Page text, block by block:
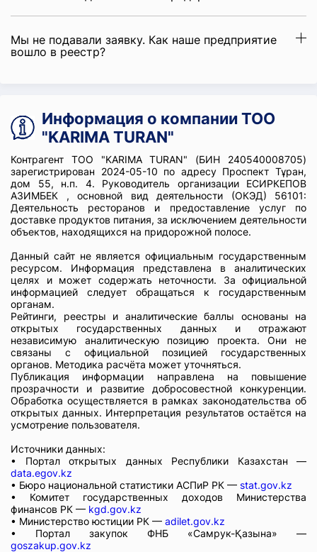
Мы не подавали заявку. Как наше предприятие
вошло в реестр?
Информация о компании ТОО
"KARIMA TURAN"
Контрагент ТОО "KARIMA TURAN" (БИН 240540008705)
зарегистрирован 2024-05-10 по адресу Проспект Тұран,
дом 55, н.п. 4. Руководитель организации ЕСИРКЕПОВ
АЗИМБЕК , основной вид деятельности (ОКЭД) 56101:
Деятельность ресторанов и предоставление услуг по
доставке продуктов питания, за исключением деятельности
объектов, находящихся на придорожной полосе.
Данный сайт не является официальным государственным
ресурсом. Информация представлена в аналитических
целях и может содержать неточности. За официальной
информацией следует обращаться к государственным
органам.
Рейтинги, реестры и аналитические баллы основаны на
открытых государственных данных и отражают
независимую аналитическую позицию проекта. Они не
связаны с официальной позицией государственных
органов. Методика расчёта может уточняться.
Публикация информации направлена на повышение
прозрачности и развитие добросовестной конкуренции.
Обработка осуществляется в рамках законодательства об
открытых данных. Интерпретация результатов остаётся на
усмотрение пользователя.
Источники данных:
• Портал открытых данных Республики Казахстан —
data.egov.kz
• Бюро национальной статистики АСПиР РК — stat.gov.kz
• Комитет государственных доходов Министерства
финансов РК — kgd.gov.kz
• Министерство юстиции РК — adilet.gov.kz
• Портал закупок ФНБ «Самрук-Қазына» —
goszakup.gov.kz